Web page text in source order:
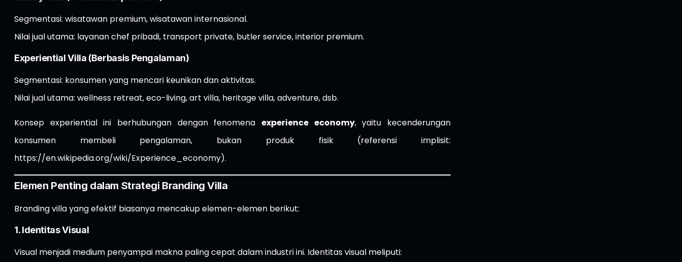
Segmentasi: wisatawan premium, wisatawan internasional.
Nilai jual utama: layanan chef pribadi, transport private, butler service, interior premium.
Experiential Villa (Berbasis Pengalaman)
Segmentasi: konsumen yang mencari keunikan dan aktivitas.
Nilai jual utama: wellness retreat, eco-living, art villa, heritage villa, adventure, dsb.
Konsep experiential ini berhubungan dengan fenomena experience economy, yaitu kecenderungan
konsumen membeli pengalaman, bukan produk fisik (referensi implisit:
https://en.wikipedia.org/wiki/Experience_economy).
Elemen Penting dalam Strategi Branding Villa
Branding villa yang efektif biasanya mencakup elemen-elemen berikut:
1. Identitas Visual
Visual menjadi medium penyampai makna paling cepat dalam industri ini. Identitas visual meliputi: